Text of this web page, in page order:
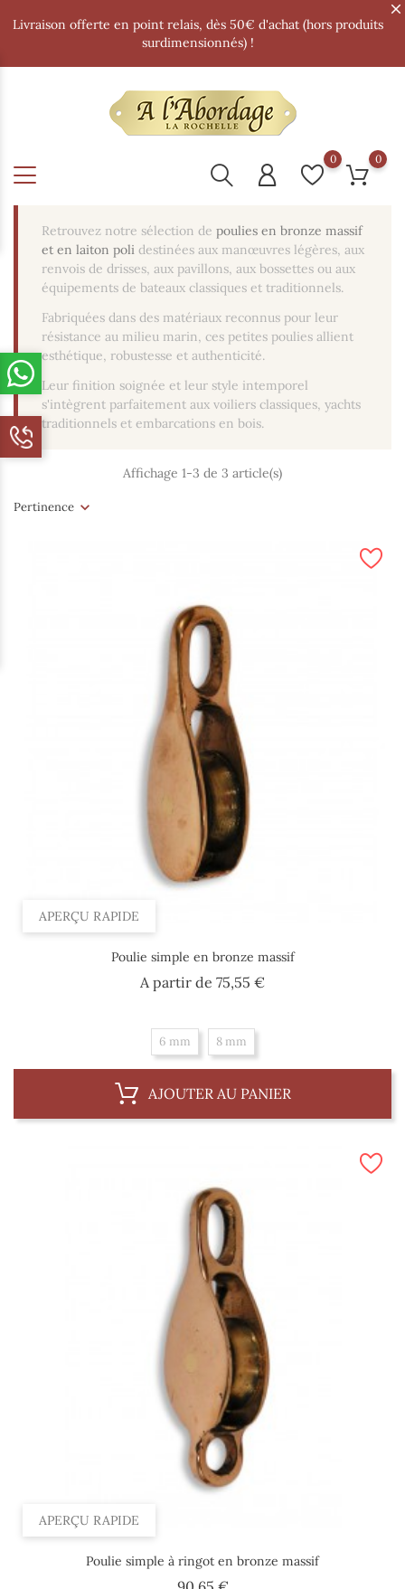
Livraison offerte en point relais, dès 50€ d'achat (hors produits
surdimensionnés) !
0 0
Retrouvez notre sélection de poulies en bronze massif
et en laiton poli destinées aux manœuvres légères, aux
renvois de drisses, aux pavillons, aux bossettes ou aux
équipements de bateaux classiques et traditionnels.
Fabriquées dans des matériaux reconnus pour leur
résistance au milieu marin, ces petites poulies allient
esthétique, robustesse et authenticité.
Leur finition soignée et leur style intemporel
s'intègrent parfaitement aux voiliers classiques, yachts
traditionnels et embarcations en bois.
Pertinence
Affichage 1-3 de 3 article(s)
APERÇU RAPIDE
Poulie simple en bronze massif
A partir de 75,55 €Prix
6 mm 8 mm
AJOUTER AU PANIER
APERÇU RAPIDE
Poulie simple à ringot en bronze massif